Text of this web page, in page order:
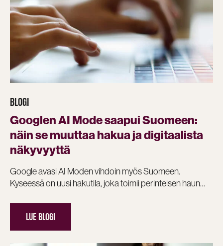
BLOGI
Googlen AI Mode saapui Suomeen:
näin se muuttaa hakua ja digitaalista
näkyvyyttä
Google avasi AI Moden vihdoin myös Suomeen.
Kyseessä on uusi hakutila, joka toimii perinteisen haun…
LUE BLOGI